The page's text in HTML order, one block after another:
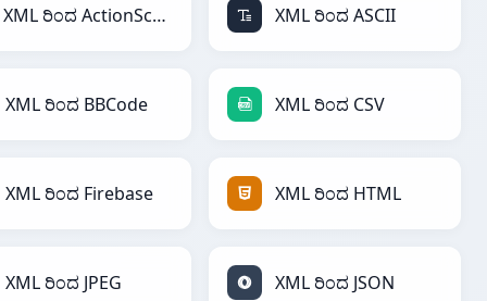
XML ರಿಂದ ActionScript XML ರಿಂದ ASCII
XML ರಿಂದ BBCode XML ರಿಂದ CSV
XML ರಿಂದ Firebase XML ರಿಂದ HTML
XML ರಿಂದ JPEG XML ರಿಂದ JSON